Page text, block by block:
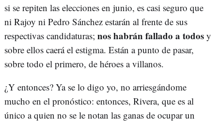
si se repiten las elecciones en junio, es casi seguro que
ni Rajoy ni Pedro Sánchez estarán al frente de sus
respectivas candidaturas; nos habrán fallado a todos y
sobre ellos caerá el estigma. Están a punto de pasar,
sobre todo el primero, de héroes a villanos.
¿Y entonces? Ya se lo digo yo, no arriesgándome
mucho en el pronóstico: entonces, Rivera, que es al
único a quien no se le notan las ganas de ocupar un